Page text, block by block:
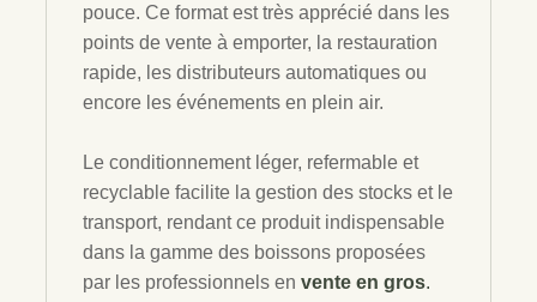
pouce. Ce format est très apprécié dans les
points de vente à emporter, la restauration
rapide, les distributeurs automatiques ou
encore les événements en plein air.
Le conditionnement léger, refermable et
recyclable facilite la gestion des stocks et le
transport, rendant ce produit indispensable
dans la gamme des boissons proposées
par les professionnels en vente en gros.